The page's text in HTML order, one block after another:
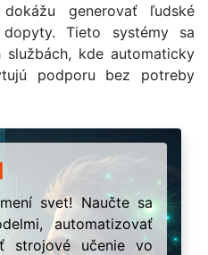
generovať ľudské
Tieto systémy sa
kde automaticky
podporu bez potreby
svet! Naučte sa
automatizovať
strojové učenie vo